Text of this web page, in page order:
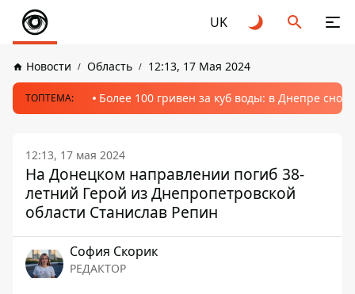
UK
Новости Область 12:13, 17 Мая 2024
ТОПТЕМА: Более 100 гривен за куб воды: в Днепре
12:13, 17 мая 2024
На Донецком направлении погиб 38-
летний Герой из Днепропетровской
области Станислав Репин
София Скорик
РЕДАКТОР